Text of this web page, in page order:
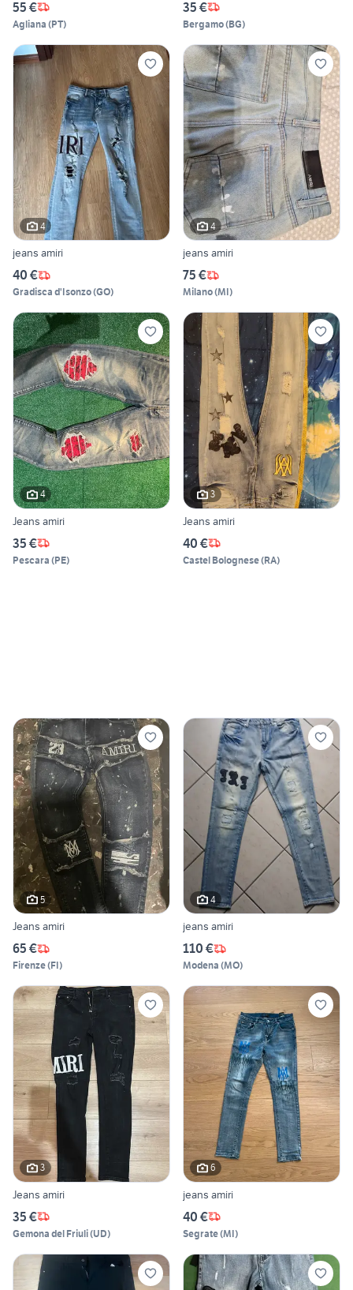
55 €
Agliana (PT)
35 €
Bergamo(BG)
4
jeans amiri
40 €
Gradisca d'Isonzo(GO)
4
jeans amiri
75 €
Milano(MI)
4
Jeans amiri
35 €
Pescara (PE)
3
Jeans amiri
40 €
Castel Bolognese(RA)
5
Jeans amiri
65 €
Firenze(FI)
4
jeans amiri
110 €
Modena (MO)
3
Jeans amiri
35 €
Gemona del Friuli(UD)
6
jeans amiri
40 €
Segrate(MI)